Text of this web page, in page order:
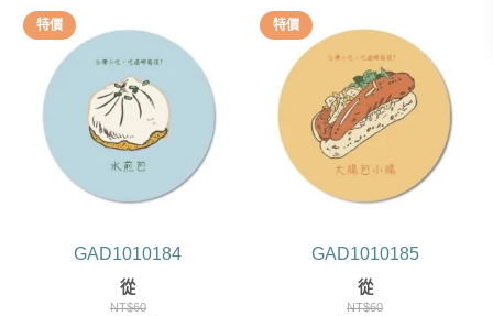
特價
GAD1010184
從
NT$60
特價
GAD1010185
從
NT$60